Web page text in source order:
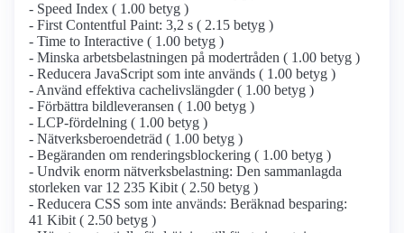
- Speed Index ( 1.00 betyg )
- First Contentful Paint: 3,2 s ( 2.15 betyg )
- Time to Interactive ( 1.00 betyg )
- Minska arbetsbelastningen på modertråden ( 1.00 betyg )
- Reducera JavaScript som inte används ( 1.00 betyg )
- Använd effektiva cachelivslängder ( 1.00 betyg )
- Förbättra bildleveransen ( 1.00 betyg )
- LCP-fördelning ( 1.00 betyg )
- Nätverksberoendeträd ( 1.00 betyg )
- Begäranden om renderingsblockering ( 1.00 betyg )
- Undvik enorm nätverksbelastning: Den sammanlagda
storleken var 12 235 Kibit ( 2.50 betyg )
- Reducera CSS som inte används: Beräknad besparing:
41 Kibit ( 2.50 betyg )